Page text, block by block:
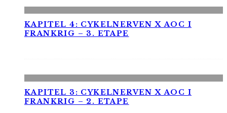
KAPITEL 4: CYKELNERVEN X AOC I
FRANKRIG – 3. ETAPE
KAPITEL 3: CYKELNERVEN X AOC I
FRANKRIG – 2. ETAPE